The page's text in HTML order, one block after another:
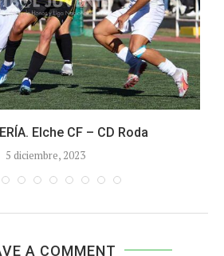
Elche CF – CD Roda
5 diciembre, 2023
A COMMENT